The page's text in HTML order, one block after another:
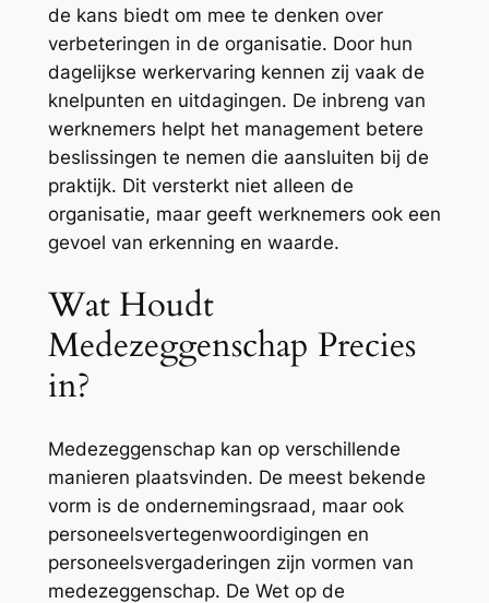
de kans biedt om mee te denken over
verbeteringen in de organisatie. Door hun
dagelijkse werkervaring kennen zij vaak de
knelpunten en uitdagingen. De inbreng van
werknemers helpt het management betere
beslissingen te nemen die aansluiten bij de
praktijk. Dit versterkt niet alleen de
organisatie, maar geeft werknemers ook een
gevoel van erkenning en waarde.
Wat Houdt
Medezeggenschap Precies
in?
Medezeggenschap kan op verschillende
manieren plaatsvinden. De meest bekende
vorm is de ondernemingsraad, maar ook
personeelsvertegenwoordigingen en
personeelsvergaderingen zijn vormen van
medezeggenschap. De Wet op de